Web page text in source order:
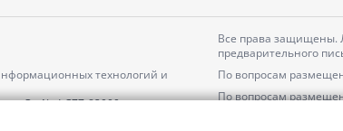
технологий и
Эл № ФС77-82000
Все права защищены.
предварительного
По вопросам
По вопросам